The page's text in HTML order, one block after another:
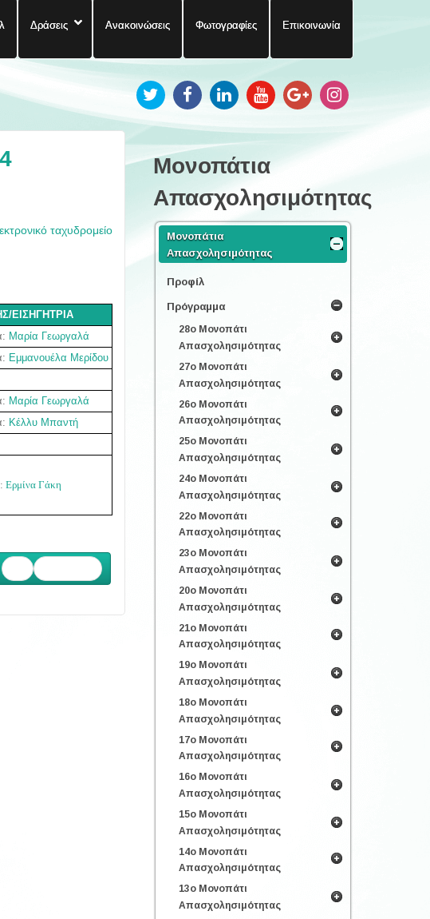
Δράσεις Ανακοινώσεις Φωτογραφίες Επικοινωνία
ταχυδρομείο
ΕΙΣΗΓΗΤΡΙΑ
Μαρία Γεωργαλά
Εμμανουέλα Μερίδου
Μαρία Γεωργαλά
Κέλλυ Μπαντή
Ερμίνα Γάκη
Μονοπάτια
Απασχολησιμότητας
Μονοπάτια
Απασχολησιμότητας
Προφίλ
Πρόγραμμα
28ο Μονοπάτι
Απασχολησιμότητας
27ο Μονοπάτι
Απασχολησιμότητας
26ο Μονοπάτι
Απασχολησιμότητας
25ο Μονοπάτι
Απασχολησιμότητας
24ο Μονοπάτι
Απασχολησιμότητας
22ο Μονοπάτι
Απασχολησιμότητας
23ο Μονοπάτι
Απασχολησιμότητας
20ο Μονοπάτι
Απασχολησιμότητας
21ο Μονοπάτι
Απασχολησιμότητας
19ο Μονοπάτι
Απασχολησιμότητας
18ο Μονοπάτι
Απασχολησιμότητας
17ο Μονοπάτι
Απασχολησιμότητας
16ο Μονοπάτι
Απασχολησιμότητας
15ο Μονοπάτι
Απασχολησιμότητας
14ο Μονοπάτι
Απασχολησιμότητας
13ο Μονοπάτι
Απασχολησιμότητας